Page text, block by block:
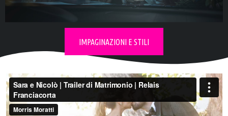
IMPAGINAZIONI E STILI